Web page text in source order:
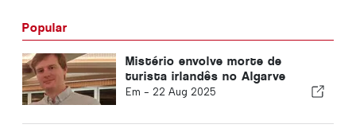
Popular
Mistério envolve morte de
turista irlandês no Algarve
Em - 22 Aug 2025